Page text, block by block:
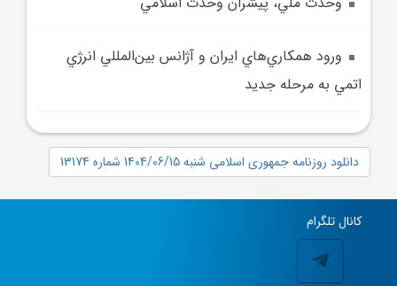
ورود همکاري‌هاي ايران و آژانس بين‌المللي انرژي
اتمي به مرحله جديد
دانلود روزنامه جمهوری اسلامی شنبه 1404/06/15 شماره 13174
کانال تلگرام